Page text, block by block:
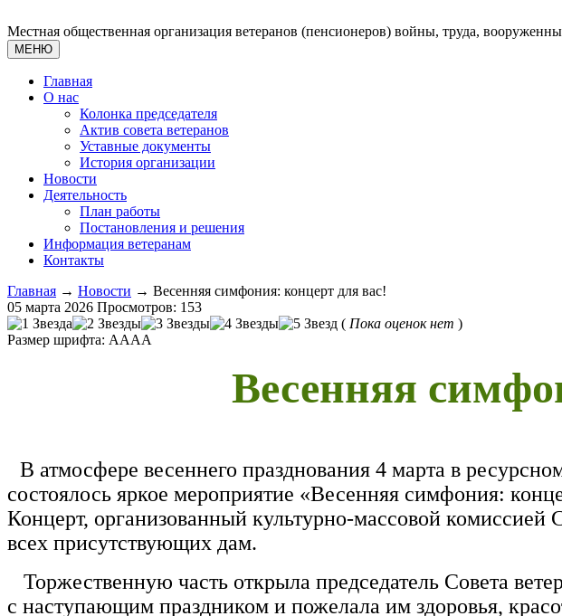
Местная общественная организация ветеранов (пенсионеров) войны, труда,
МЕНЮ
Главная
О нас
Колонка председателя
Актив совета ветеранов
Уставные документы
История организации
Новости
Деятельность
План работы
Постановления и решения
Информация ветеранам
Контакты
Главная → Новости → Весенняя симфония: концерт для вас!
05 марта 2026 Просмотров: 153
( Пока оценок нет )
Размер шрифта: AAAA
Весенняя
В атмосфере весеннего празднования 4 марта в
состоялось яркое мероприятие «Весенняя симфония:
Концерт, организованный культурно-массовой комиссией
всех присутствующих дам.
Торжественную часть открыла председатель Совета
с наступающим праздником и пожелала им здоровья,